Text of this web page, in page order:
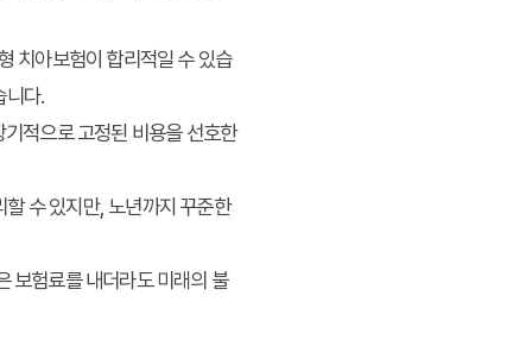
치아보험이 합리적일 수 있습
니다.
적으로 고정된 비용을 선호한
수 있지만, 노년까지 꾸준한
보험료를 내더라도 미래의 불